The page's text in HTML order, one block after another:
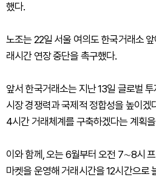
했다.
노조는 22일 서울 여의도 한국거래소
래시간 연장 중단을 촉구했다.
앞서 한국거래소는 지난 13일 글로벌
시장 경쟁력과 국제적 정합성을 높이
4시간 거래체계를 구축하겠다는 계획
이와 함께, 오는 6월부터 오전 7∼8시
마켓을 운영해 거래시간을 12시간으로